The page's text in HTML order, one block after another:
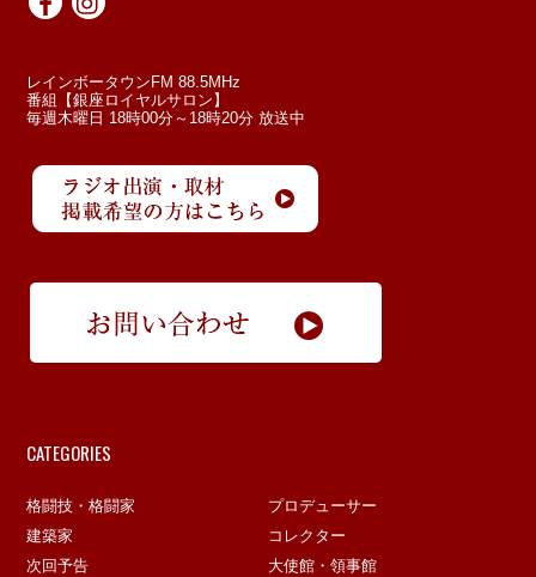
レインボータウンFM 88.5MHz
番組【銀座ロイヤルサロン】
毎週木曜日 18時00分～18時20分 放送中
CATEGORIES
格闘技・格闘家
プロデューサー
建築家
コレクター
次回予告
大使館・領事館